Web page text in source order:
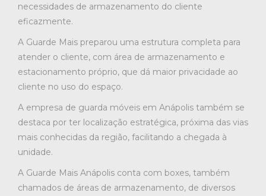
necessidades de armazenamento do cliente
eficazmente.
A Guarde Mais preparou uma estrutura completa para
atender o cliente, com área de armazenamento e
estacionamento próprio, que dá maior privacidade ao
cliente no uso do espaço.
A empresa de guarda móveis em Anápolis também se
destaca por ter localização estratégica, próxima das vias
mais conhecidas da região, facilitando a chegada à
unidade.
A Guarde Mais Anápolis conta com boxes, também
chamados de áreas de armazenamento, de diversos